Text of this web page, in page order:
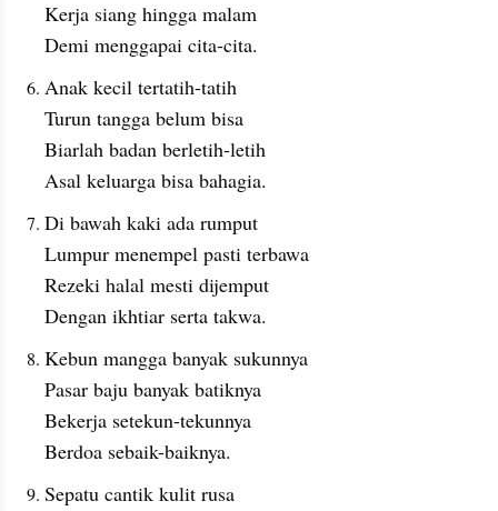
Kerja siang hingga malam
Demi menggapai cita-cita.
Anak kecil tertatih-tatih
Turun tangga belum bisa
Biarlah badan berletih-letih
Asal keluarga bisa bahagia.
Di bawah kaki ada rumput
Lumpur menempel pasti terbawa
Rezeki halal mesti dijemput
Dengan ikhtiar serta takwa.
Kebun mangga banyak sukunnya
Pasar baju banyak batiknya
Bekerja setekun-tekunnya
Berdoa sebaik-baiknya.
Sepatu cantik kulit rusa